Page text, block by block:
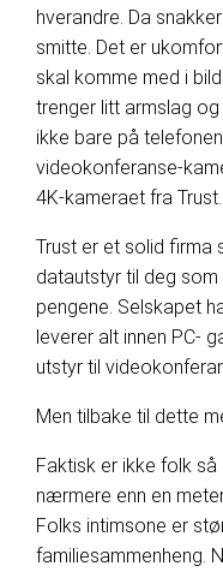
hverandre. Da
smitte. Det er
skal komme med i
trenger litt armslag
ikke bare på
videokonferanse-
4K-kameraet fra Trust.
Trust er et solid firma
datautstyr til deg
pengene. Selskapet
leverer alt innen PC-
utstyr til
Men tilbake til dette
Faktisk er ikke folk
nærmere enn en
Folks intimsone er
familiesammenheng.